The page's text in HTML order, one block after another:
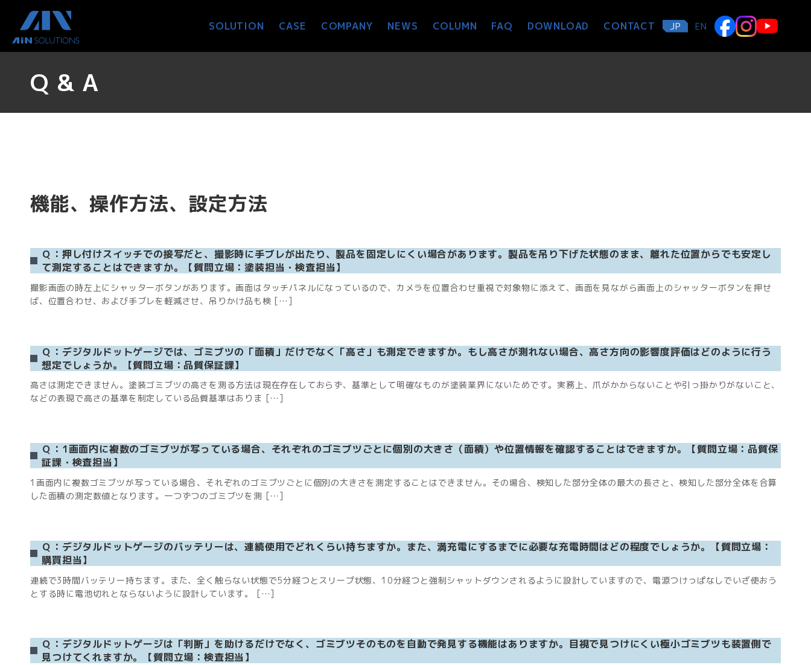
ン
ー
SOLUTION CASE COMPANY NEWS COLUMN FAQ DOWNLOAD CONTACT JP EN
Q & A
機能、操作方法、設定方法
Ｑ：押し付けスイッチでの接写だと、撮影時に手ブレが出たり、製品を固定しにくい場合があります。製品を吊り下げた状態のまま、離れた位置からでも安定し
て測定することはできますか。【質問立場：塗装担当・検査担当】
撮影画面の時左上にシャッターボタンがあります。画面はタッチパネルになっているので、カメラを位置合わせ重視で対象物に添えて、画面を見ながら画面上のシャッターボタンを押せ
ば、位置合わせ、および手ブレを軽減させ、吊りかけ品も検 […]
Ｑ：デジタルドットゲージでは、ゴミブツの「面積」だけでなく「高さ」も測定できますか。もし高さが測れない場合、高さ方向の影響度評価はどのように行う
想定でしょうか。【質問立場：品質保証課】
高さは測定できません。塗装ゴミブツの高さを測る方法は現在存在しておらず、基準として明確なものが塗装業界にないためです。実務上、爪がかからないことや引っ掛かりがないこと、
などの表現で高さの基準を制定している品質基準はありま […]
Ｑ：1画面内に複数のゴミブツが写っている場合、それぞれのゴミブツごとに個別の大きさ（面積）や位置情報を確認することはできますか。【質問立場：品質保
証課・検査担当】
1画面内に複数ゴミブツが写っている場合、それぞれのゴミブツごとに個別の大きさを測定することはできません。その場合、検知した部分全体の最大の長さと、検知した部分全体を合算
した面積の測定数値となります。一つずつのゴミブツを測 […]
Ｑ：デジタルドットゲージのバッテリーは、連続使用でどれくらい持ちますか。また、満充電にするまでに必要な充電時間はどの程度でしょうか。【質問立場：
購買担当】
連続で3時間バッテリー持ちます。また、全く触らない状態で5分経つとスリープ状態、10分経つと強制シャットダウンされるように設計していますので、電源つけっぱなしでいざ使おう
とする時に電池切れとならないように設計しています。 […]
Ｑ：デジタルドットゲージは「判断」を助けるだけでなく、ゴミブツそのものを自動で発見する機能はありますか。目視で見つけにくい極小ゴミブツも装置側で
見つけてくれますか。【質問立場：検査担当】